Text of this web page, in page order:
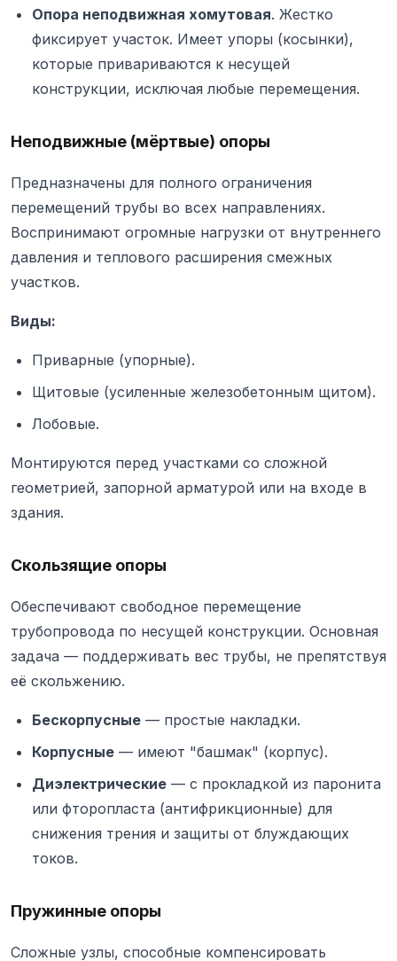
Опора неподвижная хомутовая. Жестко
фиксирует участок. Имеет упоры (косынки),
которые привариваются к несущей
конструкции, исключая любые перемещения.
Неподвижные (мёртвые) опоры
Предназначены для полного ограничения
перемещений трубы во всех направлениях.
Воспринимают огромные нагрузки от внутреннего
давления и теплового расширения смежных
участков.
Виды:
Приварные (упорные).
Щитовые (усиленные железобетонным щитом).
Лобовые.
Монтируются перед участками со сложной
геометрией, запорной арматурой или на входе в
здания.
Скользящие опоры
Обеспечивают свободное перемещение
трубопровода по несущей конструкции. Основная
задача — поддерживать вес трубы, не препятствуя
её скольжению.
Бескорпусные — простые накладки.
Корпусные — имеют "башмак" (корпус).
Диэлектрические — с прокладкой из паронита
или фторопласта (антифрикционные) для
снижения трения и защиты от блуждающих
токов.
Пружинные опоры
Сложные узлы, способные компенсировать